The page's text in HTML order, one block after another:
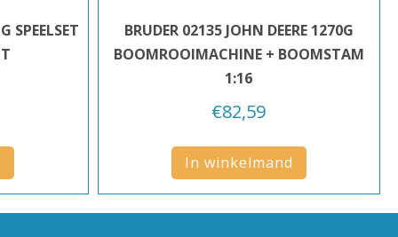
SPEELSET
BRUDER 02135 JOHN DEERE 1270G
BOOMROOIMACHINE + BOOMSTAM
1:16
€82,59
In winkelmand